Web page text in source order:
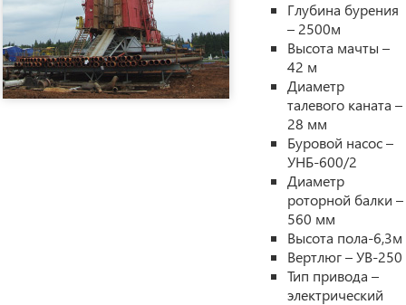
Глубина бурения
– 2500м
Высота мачты –
42 м
Диаметр
талевого каната –
28 мм
Буровой насос –
УНБ-600/2
Диаметр
роторной балки –
560 мм
Высота пола-6,3м
Вертлюг – УВ-250
Тип привода –
электрический